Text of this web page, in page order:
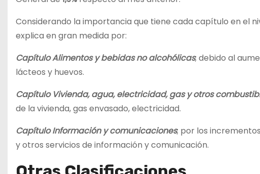
Considerando la importancia que tiene cada capítulo en el
explica en gran medida por:
Capítulo Alimentos y bebidas no alcohólicas; debido al
lácteos y huevos.
Capítulo Vivienda, agua, electricidad, gas y otros
de la vivienda, gas envasado, electricidad.
Capítulo Información y comunicaciones; por los
y otros servicios de información y comunicación.